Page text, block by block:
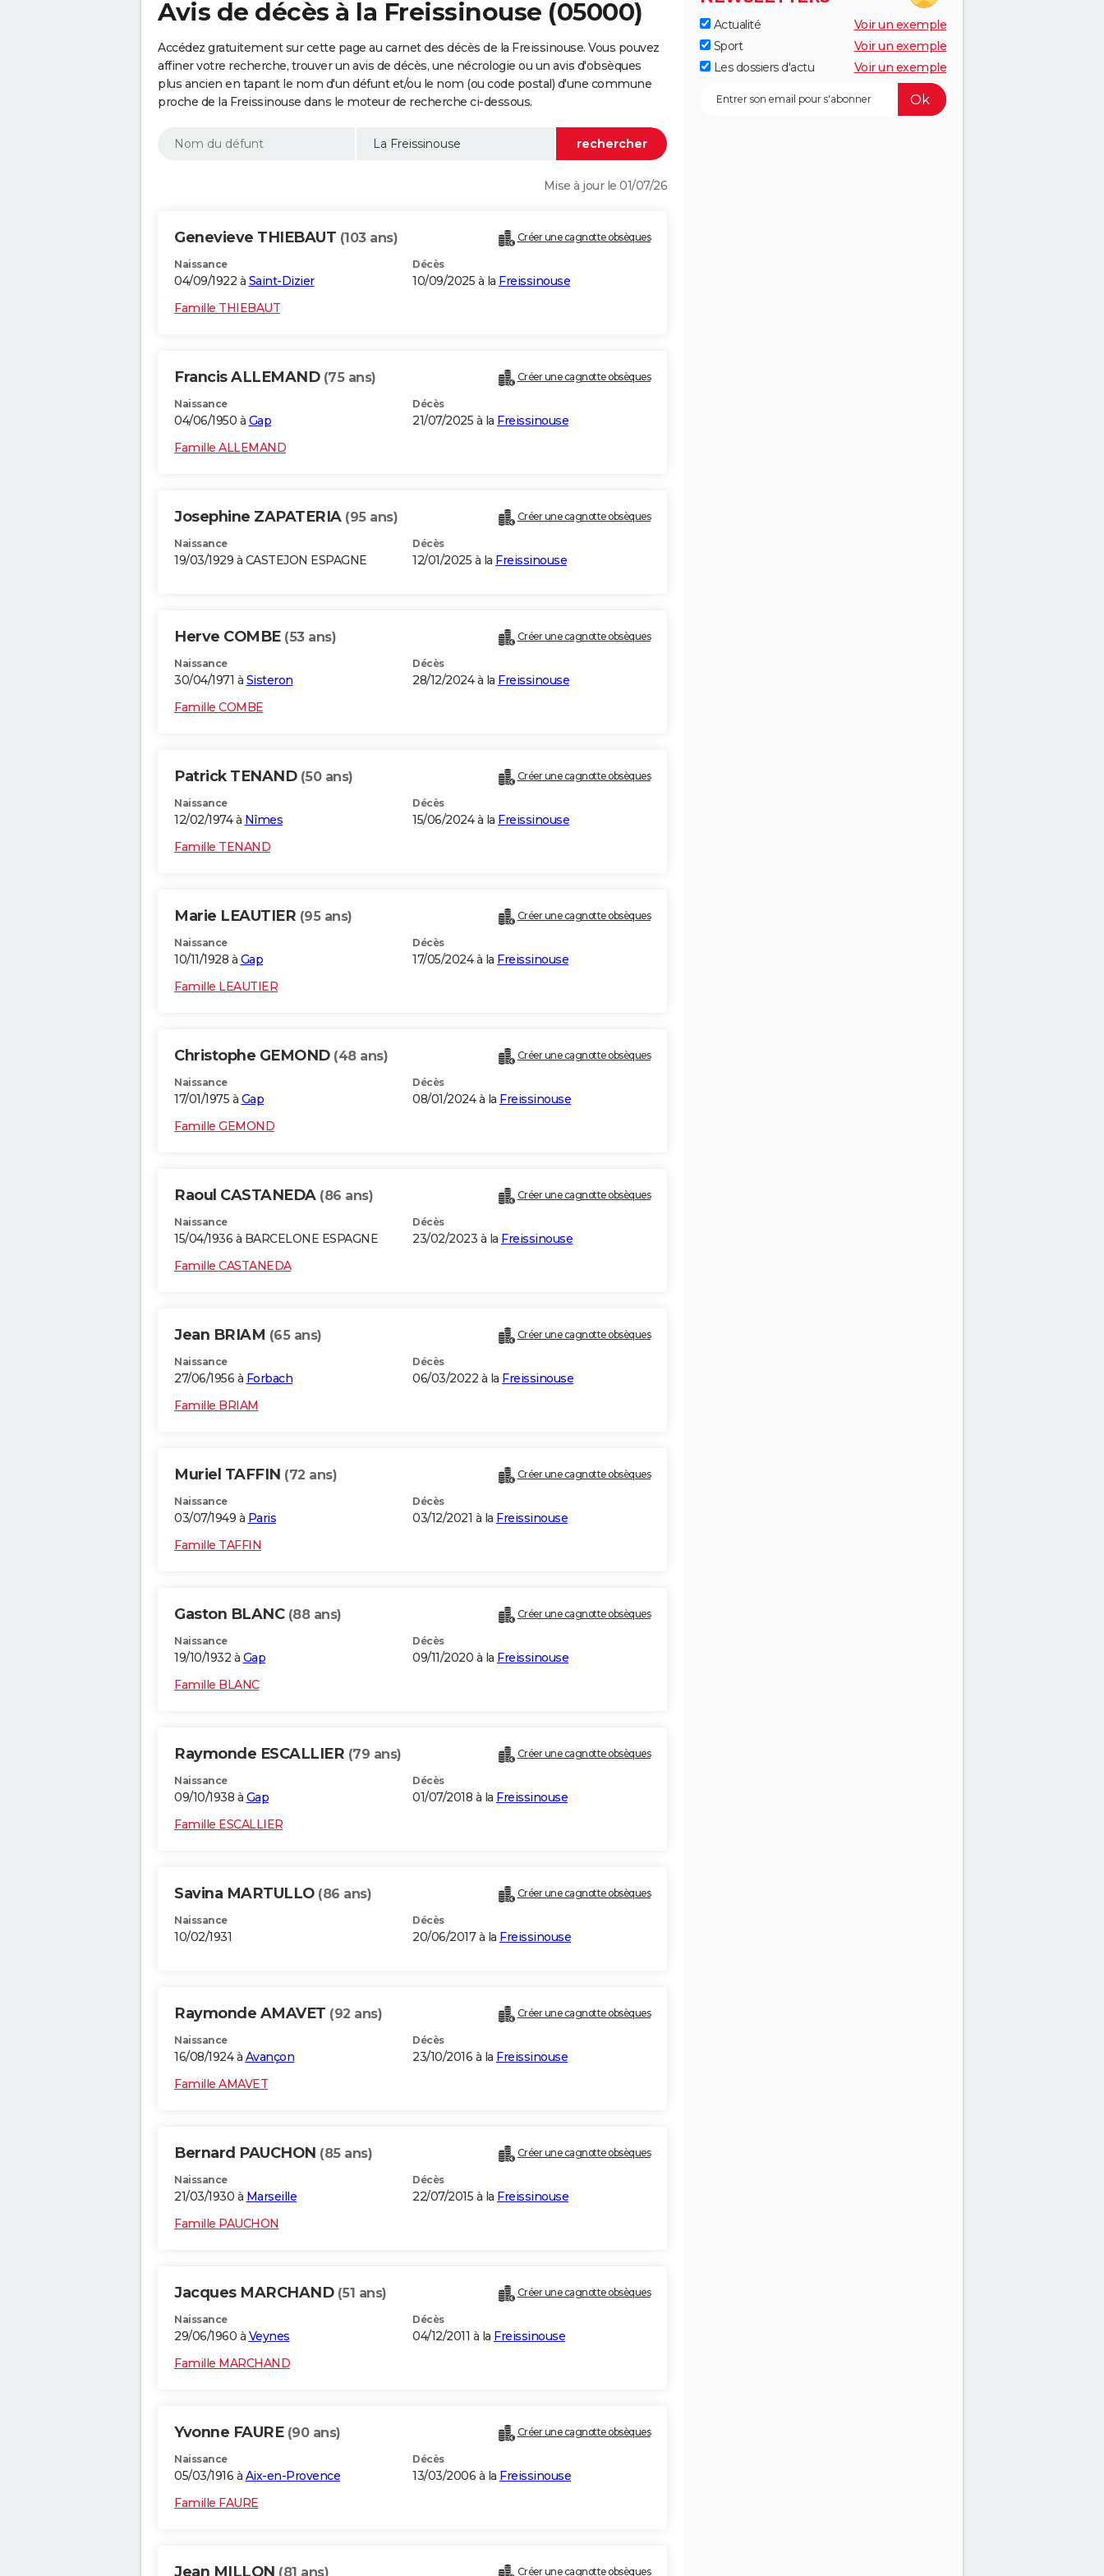
Avis de décès à la Freissinouse (05000)
Accédez gratuitement sur cette page au carnet des décès de la Freissinouse. Vous pouvez
affiner votre recherche, trouver un avis de décès, une nécrologie ou un avis d'obsèques
plus ancien en tapant le nom d'un défunt et/ou le nom (ou code postal) d'une commune
proche de la Freissinouse dans le moteur de recherche ci-dessous.
Mise à jour le 01/07/26
Genevieve THIEBAUT (103 ans) Créer une cagnotte obsèques
Naissance
04/09/1922 à Saint-Dizier
Décès
10/09/2025 à la Freissinouse
Famille THIEBAUT
Francis ALLEMAND (75 ans) Créer une cagnotte obsèques
Naissance
04/06/1950 à Gap
Décès
21/07/2025 à la Freissinouse
Famille ALLEMAND
Josephine ZAPATERIA (95 ans) Créer une cagnotte obsèques
Naissance
19/03/1929 à CASTEJON ESPAGNE
Décès
12/01/2025 à la Freissinouse
Herve COMBE (53 ans) Créer une cagnotte obsèques
Naissance
30/04/1971 à Sisteron
Décès
28/12/2024 à la Freissinouse
Famille COMBE
Patrick TENAND (50 ans) Créer une cagnotte obsèques
Naissance
12/02/1974 à Nîmes
Décès
15/06/2024 à la Freissinouse
Famille TENAND
Marie LEAUTIER (95 ans) Créer une cagnotte obsèques
Naissance
10/11/1928 à Gap
Décès
17/05/2024 à la Freissinouse
Famille LEAUTIER
Christophe GEMOND (48 ans) Créer une cagnotte obsèques
Naissance
17/01/1975 à Gap
Décès
08/01/2024 à la Freissinouse
Famille GEMOND
Raoul CASTANEDA (86 ans) Créer une cagnotte obsèques
Naissance
15/04/1936 à BARCELONE ESPAGNE
Décès
23/02/2023 à la Freissinouse
Famille CASTANEDA
Jean BRIAM (65 ans) Créer une cagnotte obsèques
Naissance
27/06/1956 à Forbach
Décès
06/03/2022 à la Freissinouse
Famille BRIAM
Muriel TAFFIN (72 ans) Créer une cagnotte obsèques
Naissance
03/07/1949 à Paris
Décès
03/12/2021 à la Freissinouse
Famille TAFFIN
Gaston BLANC (88 ans) Créer une cagnotte obsèques
Naissance
19/10/1932 à Gap
Décès
09/11/2020 à la Freissinouse
Famille BLANC
Raymonde ESCALLIER (79 ans) Créer une cagnotte obsèques
Naissance
09/10/1938 à Gap
Décès
01/07/2018 à la Freissinouse
Famille ESCALLIER
Savina MARTULLO (86 ans) Créer une cagnotte obsèques
Naissance
10/02/1931
Décès
20/06/2017 à la Freissinouse
Raymonde AMAVET (92 ans) Créer une cagnotte obsèques
Naissance
16/08/1924 à Avançon
Décès
23/10/2016 à la Freissinouse
Famille AMAVET
Bernard PAUCHON (85 ans) Créer une cagnotte obsèques
Naissance
21/03/1930 à Marseille
Décès
22/07/2015 à la Freissinouse
Famille PAUCHON
Jacques MARCHAND (51 ans) Créer une cagnotte obsèques
Naissance
29/06/1960 à Veynes
Décès
04/12/2011 à la Freissinouse
Famille MARCHAND
Yvonne FAURE (90 ans) Créer une cagnotte obsèques
Naissance
05/03/1916 à Aix-en-Provence
Décès
13/03/2006 à la Freissinouse
Famille FAURE
Jean MILLON (81 ans) Créer une cagnotte obsèques
Actualité
Voir un exemple
Sport
Voir un exemple
Les dossiers d'actu
Voir un exemple